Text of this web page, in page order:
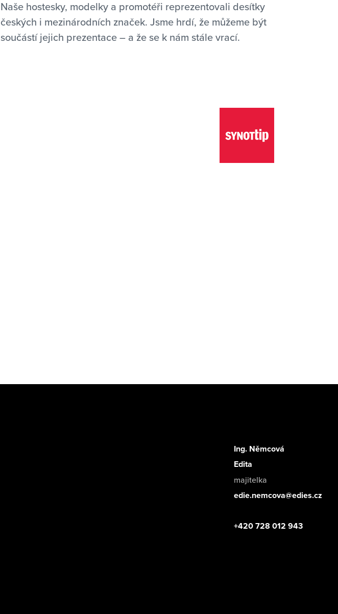
Naše hostesky, modelky a promotéři reprezentovali desítky
českých i mezinárodních značek. Jsme hrdí, že můžeme být
součástí jejich prezentace – a že se k nám stále vrací.
Ing. Němcová
Edita
majitelka
edie.nemcova@edies.cz
+420 728 012 943